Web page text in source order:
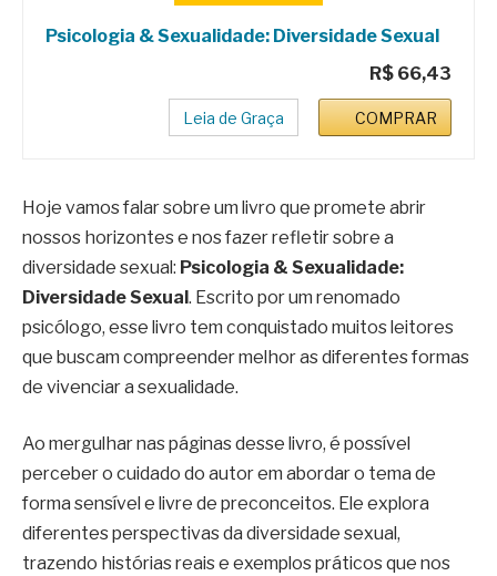
Psicologia & Sexualidade: Diversidade Sexual
R$ 66,43
Leia de Graça COMPRAR
Hoje vamos falar sobre um livro que promete abrir
nossos horizontes e nos fazer refletir sobre a
diversidade sexual: Psicologia & Sexualidade:
Diversidade Sexual. Escrito por um renomado
psicólogo, esse livro tem conquistado muitos leitores
que buscam compreender melhor as diferentes formas
de vivenciar a sexualidade.
Ao mergulhar nas páginas desse livro, é possível
perceber o cuidado do autor em abordar o tema de
forma sensível e livre de preconceitos. Ele explora
diferentes perspectivas da diversidade sexual,
trazendo histórias reais e exemplos práticos que nos